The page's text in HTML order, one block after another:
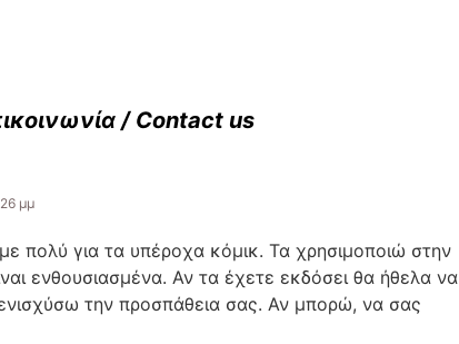
/ Contact us
μμ
πολύ για τα υπέροχα κόμικ. Τα χρησιμοποιώ στην
ενθουσιασμένα. Αν τα έχετε εκδόσει θα ήθελα να
την προσπάθεια σας. Αν μπορώ, να σας